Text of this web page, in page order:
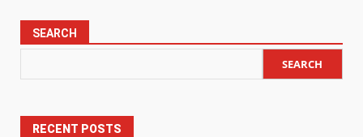
SEARCH
SEARCH
RECENT POSTS